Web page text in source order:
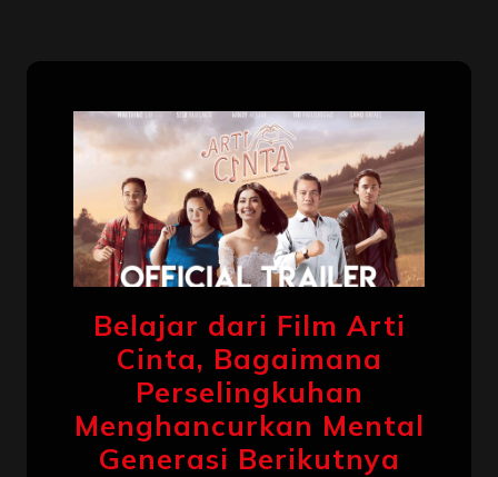
Belajar dari Film Arti
Cinta, Bagaimana
Perselingkuhan
Menghancurkan Mental
Generasi Berikutnya